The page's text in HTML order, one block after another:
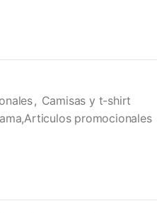
, Camisas y t-shirt
promocionales